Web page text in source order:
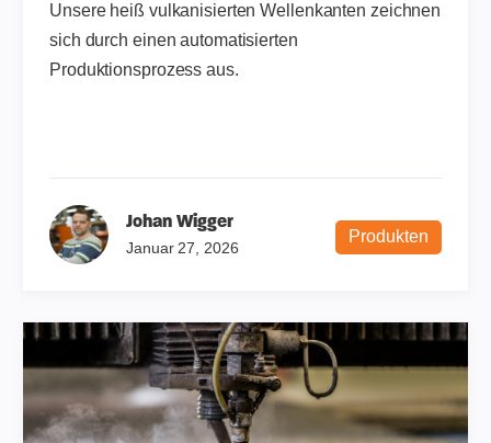
Unsere heiß vulkanisierten Wellenkanten zeichnen
sich durch einen automatisierten
Produktionsprozess aus.
Johan Wigger
Januar 27, 2026
Produkten